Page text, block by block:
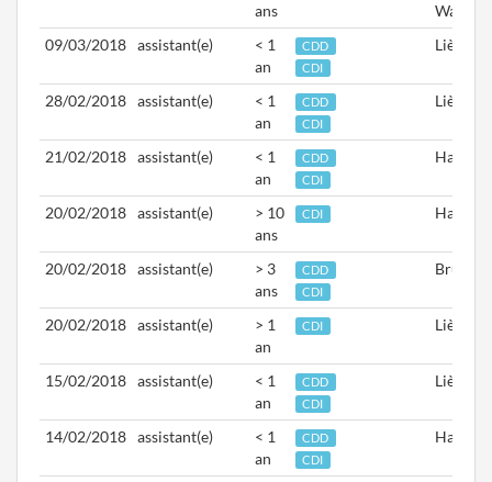
ans
Wallon
09/03/2018 assistant(e)
< 1
an
CDD
CDI
Liège
28/02/2018 assistant(e)
< 1
an
CDD
CDI
Liège
21/02/2018 assistant(e)
< 1
an
CDD
CDI
Hainaut
20/02/2018 assistant(e)
> 10
ans
CDI Hainaut
20/02/2018 assistant(e)
> 3
ans
CDD
CDI
20/02/2018 assistant(e)
> 1
an
CDI Liège
15/02/2018 assistant(e)
< 1
an
CDD
CDI
Liège
14/02/2018 assistant(e)
< 1
an
CDD
CDI
Hainaut